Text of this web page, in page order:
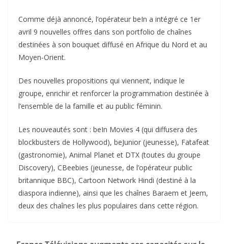
Comme déjà annoncé, l’opérateur beIn a intégré ce 1er
avril 9 nouvelles offres dans son portfolio de chaînes
destinées à son bouquet diffusé en Afrique du Nord et au
Moyen-Orient.
Des nouvelles propositions qui viennent, indique le
groupe, enrichir et renforcer la programmation destinée à
l’ensemble de la famille et au public féminin.
Les nouveautés sont : beIn Movies 4 (qui diffusera des
blockbusters de Hollywood), beJunior (jeunesse), Fatafeat
(gastronomie), Animal Planet et DTX (toutes du groupe
Discovery), CBeebies (jeunesse, de l’opérateur public
britannique BBC), Cartoon Network Hindi (destiné à la
diaspora indienne), ainsi que les chaînes Baraem et Jeem,
deux des chaînes les plus populaires dans cette région.